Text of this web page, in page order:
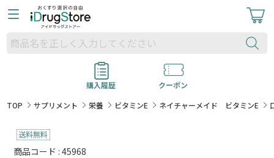
購入履歴
クーポン
TOP
サプリメント 栄養 ビタミンE ネイチャーメイド ビタミンE
商品コード : 45968